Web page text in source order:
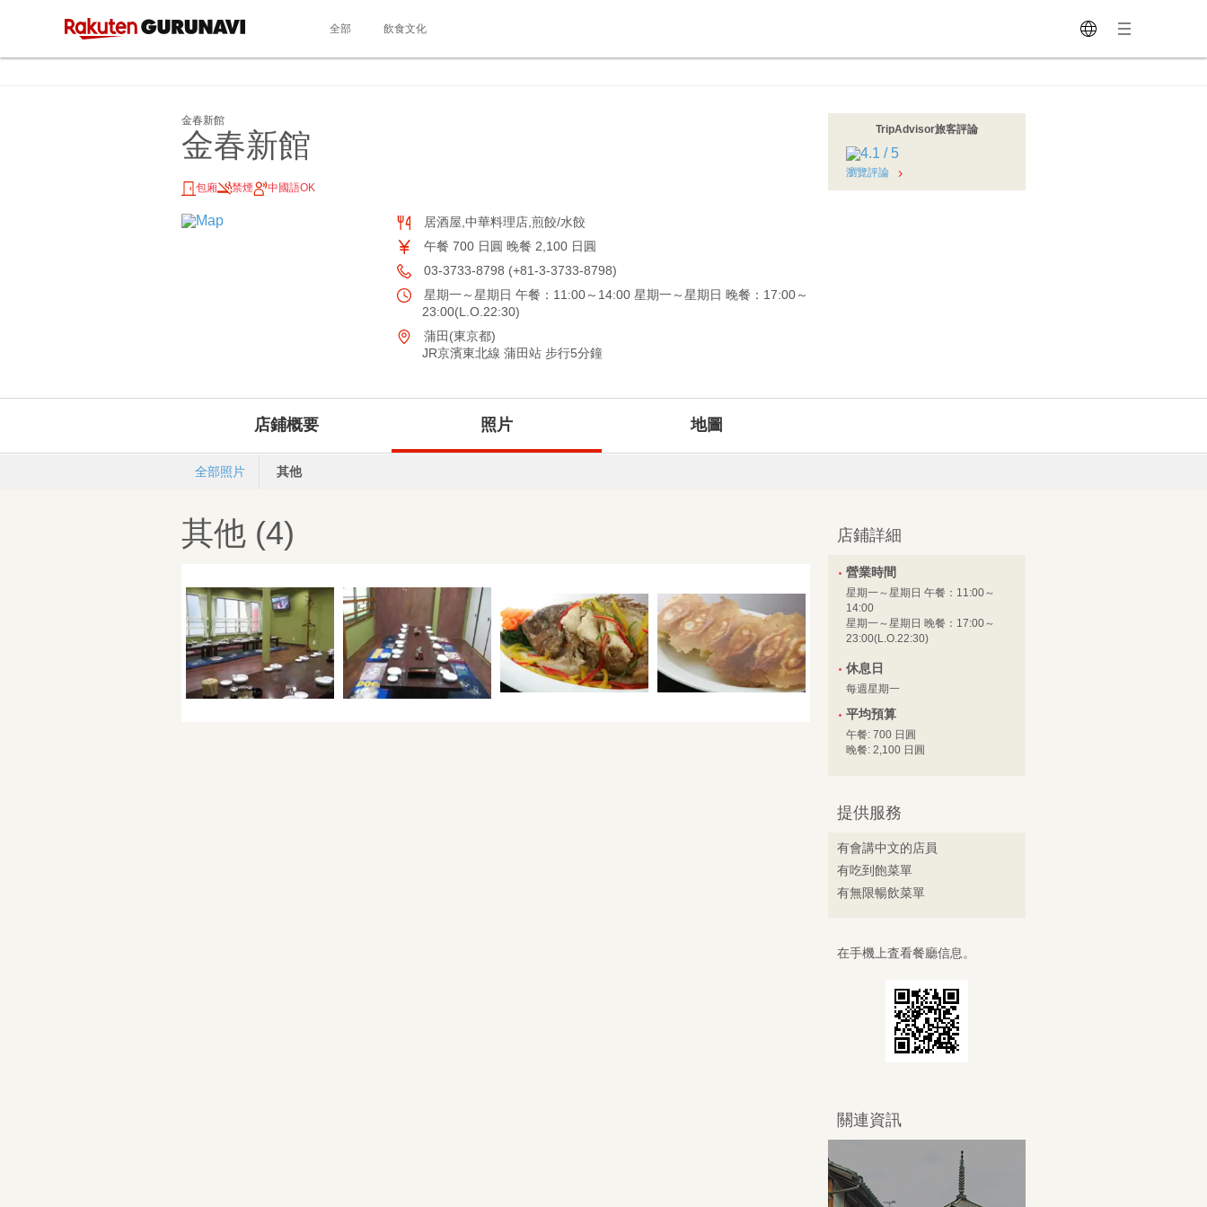
全部 飲食文化
金春新館
金春新館
包廂 禁煙 中國語OK
居酒屋,中華料理店,煎餃/水餃
午餐 700 日圓 晚餐 2,100 日圓
03-3733-8798 (+81-3-3733-8798)
星期一～星期日 午餐：11:00～14:00 星期一～星期日 晚餐：17:00～
23:00(L.O.22:30)
蒲田(東京都)
JR京濱東北線 蒲田站 步行5分鐘
TripAdvisor旅客評論
瀏覽評論
店鋪概要 照片 地圖
全部照片 其他
其他 (4) 店鋪詳細
營業時間
星期一～星期日 午餐：11:00～
14:00
星期一～星期日 晚餐：17:00～
23:00(L.O.22:30)
休息日
每週星期一
平均預算
午餐: 700 日圓
晚餐: 2,100 日圓
提供服務
有會講中文的店員
有吃到飽菜單
有無限暢飲菜單
在手機上査看餐廳信息。
關連資訊